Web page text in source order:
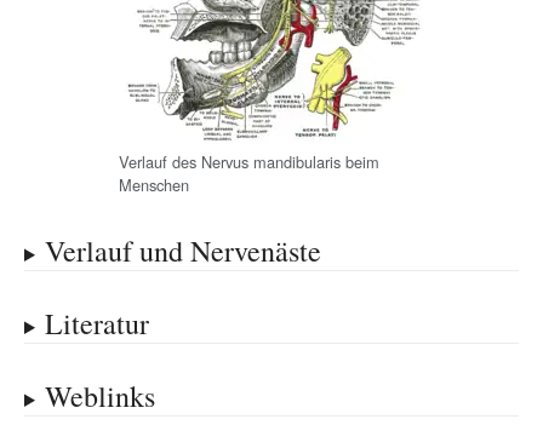
Verlauf des Nervus mandibularis beim
Menschen
Verlauf und Nervenäste
Literatur
Weblinks